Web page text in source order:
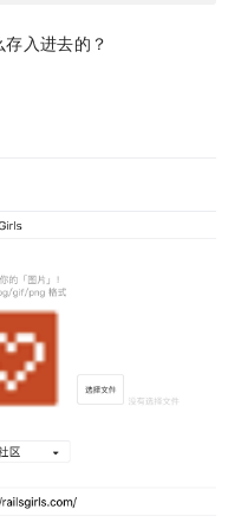
入进去的？